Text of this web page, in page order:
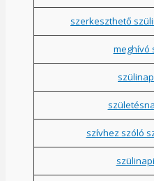
szerkeszthető
meghívó
szívhez szóló